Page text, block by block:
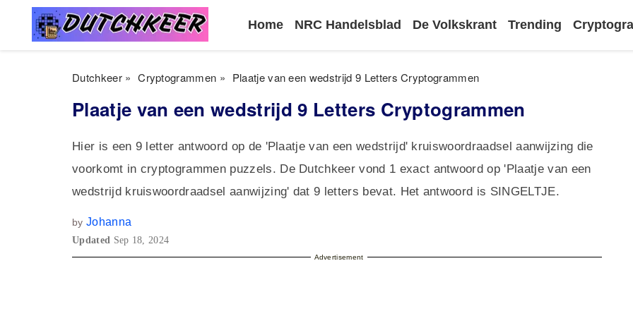
Home NRC Handelsblad De Volkskrant Trending
Dutchkeer» Cryptogrammen » Plaatje van een wedstrijd 9 Letters Cryptogrammen
Plaatje van een wedstrijd 9 Letters Cryptogrammen
Hier is een 9 letter antwoord op de 'Plaatje van een wedstrijd' kruiswoordraadsel aanwijzing die
voorkomt in cryptogrammen puzzels. De Dutchkeer vond 1 exact antwoord op 'Plaatje van een
wedstrijd kruiswoordraadsel aanwijzing' dat 9 letters bevat. Het antwoord is SINGELTJE.
by Johanna
Updated Sep 18, 2024
Advertisement